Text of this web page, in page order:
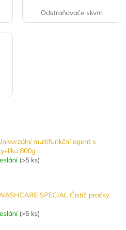
Odstraňovače skvrn
multifunkční agent s
800g
(>5 ks)
SPECIAL Čistič pračky
(>5 ks)